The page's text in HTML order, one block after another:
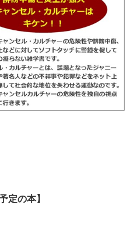
定の本】